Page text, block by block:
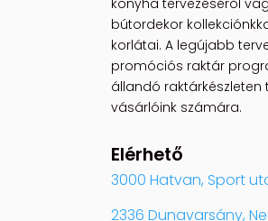
bútordekor
korlátai. A legújabb
promóciós raktár
állandó raktárkészleten
vásárlóink számára.
Elérhető
3000 Hatvan, Sport
2336 Dunavarsány,